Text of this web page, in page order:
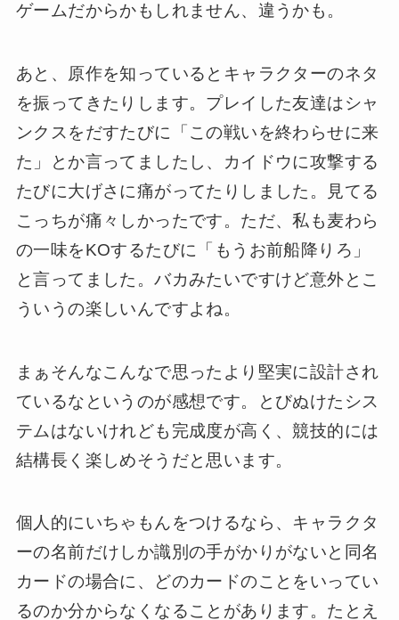
ゲームだからかもしれません、違うかも。
あと、原作を知っているとキャラクターのネタ
を振ってきたりします。プレイした友達はシャ
ンクスをだすたびに「この戦いを終わらせに来
た」とか言ってましたし、カイドウに攻撃する
たびに大げさに痛がってたりしました。見てる
こっちが痛々しかったです。ただ、私も麦わら
の一味をKOするたびに「もうお前船降りろ」
と言ってました。バカみたいですけど意外とこ
ういうの楽しいんですよね。
まぁそんなこんなで思ったより堅実に設計され
ているなというのが感想です。とびぬけたシス
テムはないけれども完成度が高く、競技的には
結構長く楽しめそうだと思います。
個人的にいちゃもんをつけるなら、キャラクタ
ーの名前だけしか識別の手がかりがないと同名
カードの場合に、どのカードのことをいってい
るのか分からなくなることがあります。たとえ